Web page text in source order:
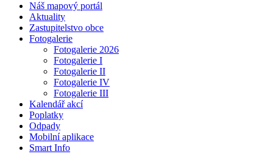
Náš mapový portál
Aktuality
Zastupitelstvo obce
Fotogalerie
Fotogalerie 2026
Fotogalerie I
Fotogalerie II
Fotogalerie IV
Fotogalerie III
Kalendář akcí
Poplatky
Odpady
Mobilní aplikace
Smart Info